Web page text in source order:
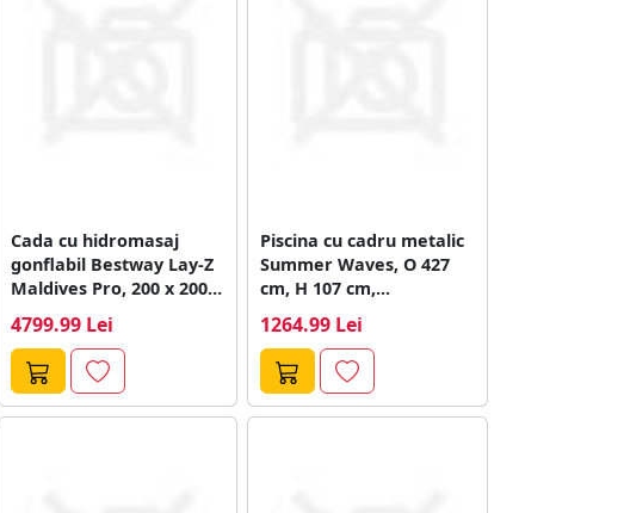
Cada cu hidromasaj
gonflabil Bestway Lay-Z
Maldives Pro, 200 x 200
4799.99 Lei
Piscina cu cadru metalic
Summer Waves, O 427
cm, H 107 cm,...
1264.99 Lei